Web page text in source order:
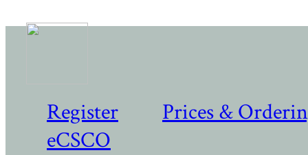
Register
Prices &
eCSCO